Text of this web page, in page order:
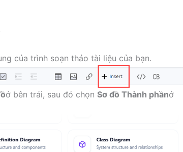
của trình soạn thảo tài liệu của bạn.
ở bên trái, sau đó chọn Sơ đồ Thành phầnở